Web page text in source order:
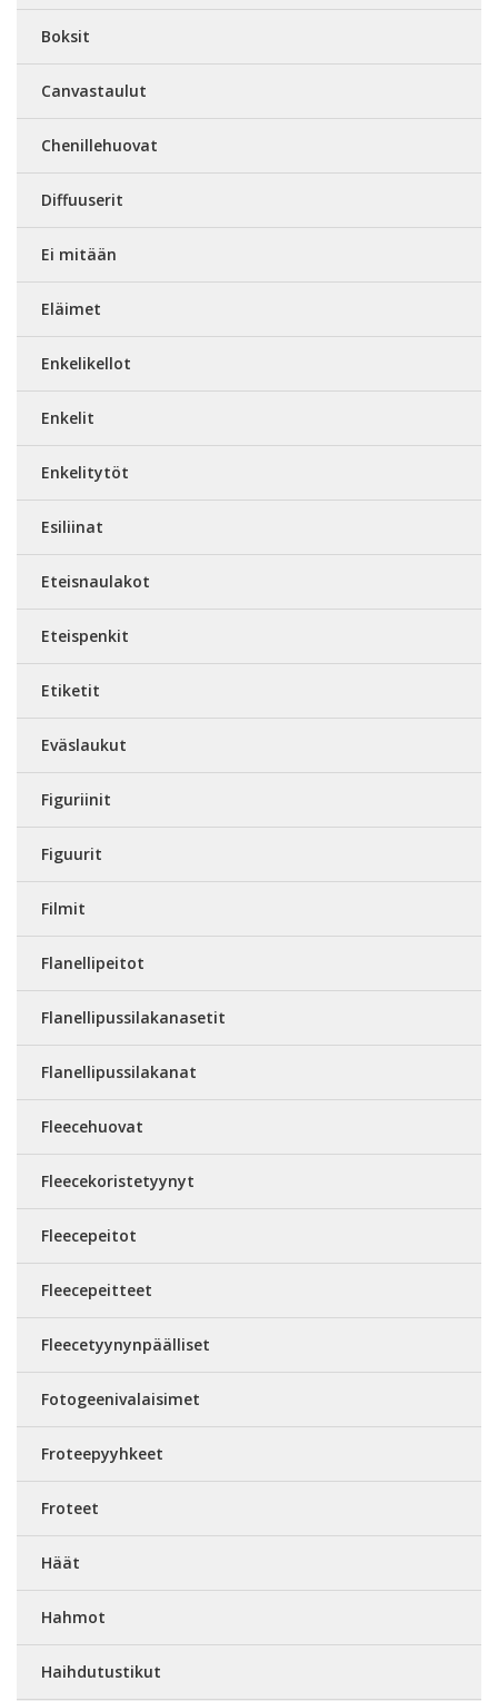
Boksit
Canvastaulut
Chenillehuovat
Diffuuserit
Ei mitään
Eläimet
Enkelikellot
Enkelit
Enkelitytöt
Esiliinat
Eteisnaulakot
Eteispenkit
Etiketit
Eväslaukut
Figuriinit
Figuurit
Filmit
Flanellipeitot
Flanellipussilakanasetit
Flanellipussilakanat
Fleecehuovat
Fleecekoristetyynyt
Fleecepeitot
Fleecepeitteet
Fleecetyynynpäälliset
Fotogeenivalaisimet
Froteepyyhkeet
Froteet
Häät
Hahmot
Haihdutustikut